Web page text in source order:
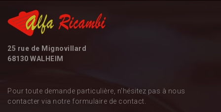
25 rue de Mignovillard
68130 WALHEIM
Pour toute demande particulière, n'hésitez pas à nous
contacter via notre formulaire de contact.